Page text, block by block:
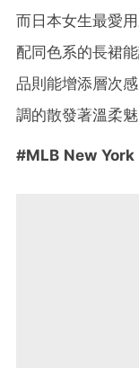
而日本女生最愛
配同色系的長裙
品則能增添層次
調的散發著溫柔魅
#MLB New